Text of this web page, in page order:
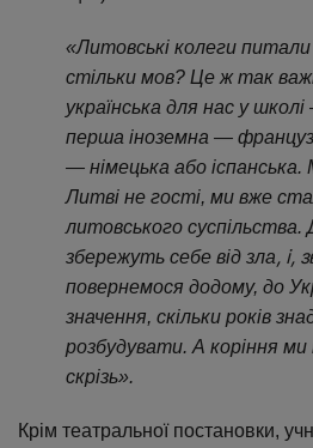
«Литовські колеги
стільки мов? Це ж так
українська для нас у
перша іноземна —
— німецька або
Литві не гості, ми вже
литовського
збережуть себе від зла, і, з
повернемося додому, до
значення, скільки років
розбудувати. А коріння
скрізь».
Крім театральної постановки,